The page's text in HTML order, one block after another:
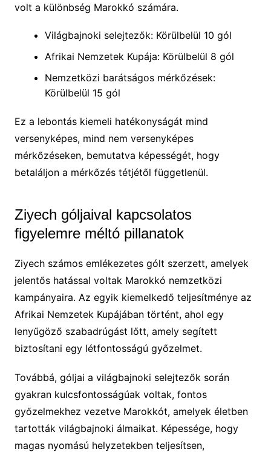
volt a különbség Marokkó számára.
Világbajnoki selejtezők: Körülbelül 10 gól
Afrikai Nemzetek Kupája: Körülbelül 8 gól
Nemzetközi barátságos mérkőzések:
Körülbelül 15 gól
Ez a lebontás kiemeli hatékonyságát mind
versenyképes, mind nem versenyképes
mérkőzéseken, bemutatva képességét, hogy
betaláljon a mérkőzés tétjétől függetlenül.
Ziyech góljaival kapcsolatos
figyelemre méltó pillanatok
Ziyech számos emlékezetes gólt szerzett, amelyek
jelentős hatással voltak Marokkó nemzetközi
kampányaira. Az egyik kiemelkedő teljesítménye az
Afrikai Nemzetek Kupájában történt, ahol egy
lenyűgöző szabadrúgást lőtt, amely segített
biztosítani egy létfontosságú győzelmet.
Továbbá, góljai a világbajnoki selejtezők során
gyakran kulcsfontosságúak voltak, fontos
győzelmekhez vezetve Marokkót, amelyek életben
tartották világbajnoki álmaikat. Képessége, hogy
magas nyomású helyzetekben teljesítsen,